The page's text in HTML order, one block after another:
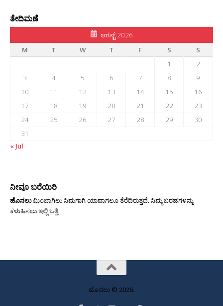
ತೇದಿಮಣೆ
ಆಗಸ್ಟ್ 2026
M
T W T F S
S
1
2
3
4 5 6 7 8
9
10
11 12 13 14 15
16
17
18 19 20 21 22
23
24
25 26 27 28 29
30
31
« Jul
ನೀವೂ ಬರೆಯಿರಿ
ಹೊನಲುಮಿಂಬಾಗಿಲು ನಿಮಗಾಗಿ ಯಾವಾಗಲೂ ತೆರೆದಿರುತ್ತದೆ. ನಿಮ್ಮ ಬರಹಗಳನ್ನು
ಕಳುಹಿಸಲುಇಲ್ಲಿ ಒತ್ತಿ.
ಹೊನಲು © 2026.